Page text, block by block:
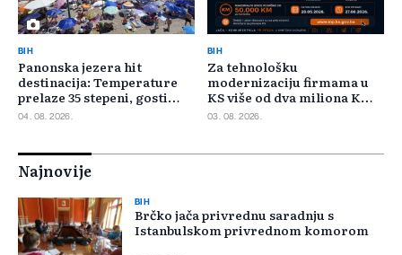
BIH
Panonska jezera hit
destinacija: Temperature
prelaze 35 stepeni, gosti
pristižu iz cijele regije
04. 08. 2026.
BIH
Za tehnološku
modernizaciju firmama u
KS više od dva miliona KM,
odbijeno 135 prijava
03. 08. 2026.
Najnovije
BIH
Brčko jača privrednu saradnju s
Istanbulskom privrednom komorom